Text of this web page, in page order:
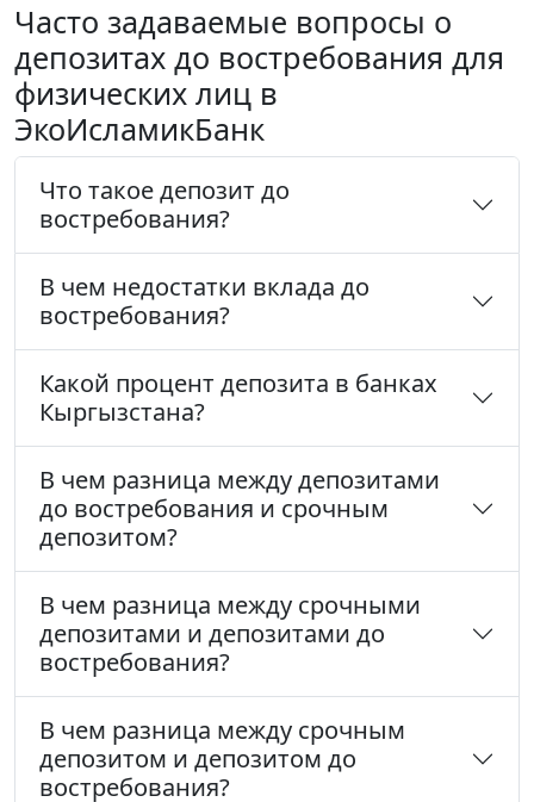
Часто задаваемые вопросы о
депозитах до востребования для
физических лиц в
ЭкоИсламикБанк
Что такое депозит до
востребования?
В чем недостатки вклада до
востребования?
Какой процент депозита в банках
Кыргызстана?
В чем разница между депозитами
до востребования и срочным
депозитом?
В чем разница между срочными
депозитами и депозитами до
востребования?
В чем разница между срочным
депозитом и депозитом до
востребования?